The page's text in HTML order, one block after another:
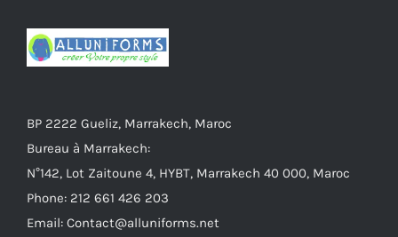
BP 2222 Gueliz, Marrakech, Maroc
Bureau à Marrakech:
N°142, Lot Zaitoune 4, HYBT, Marrakech 40 000, Maroc
Phone: 212 661 426 203
Email: Contact@alluniforms.net